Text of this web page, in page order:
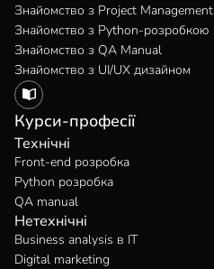
Знайомство з Project Management
Знайомство з Python-розробкою
Знайомство з QA Manual
Знайомство з UI/UX дизайном
Курси-професії
Технічні
Front-end розробка
Python розробка
QA manual
Нетехнічні
Business analysis в IT
Digital marketing